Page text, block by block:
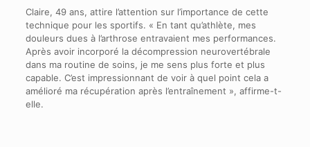
Claire, 49 ans, attire l’attention sur l’importance de cette
technique pour les sportifs. « En tant qu’athlète, mes
douleurs dues à l’arthrose entravaient mes performances.
Après avoir incorporé la décompression neurovertébrale
dans ma routine de soins, je me sens plus forte et plus
capable. C’est impressionnant de voir à quel point cela a
amélioré ma récupération après l’entraînement », affirme-t-
elle.